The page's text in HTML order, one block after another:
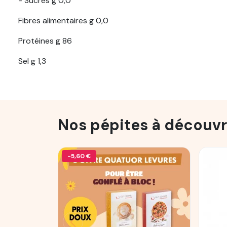
Fibres alimentaires g 0,0
Protéines g 86
Sel g 1,3
Nos pépites à
-5,60 €